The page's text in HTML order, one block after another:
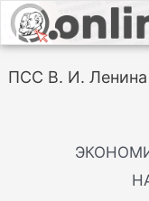
ПСС В. И. Ленина